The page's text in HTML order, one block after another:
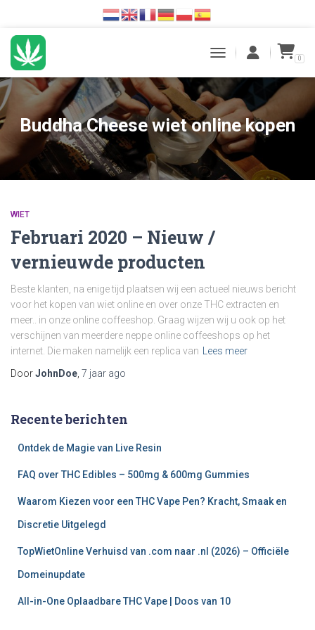
TOGGLE NAVIGATION0
Buddha Cheese wiet online kopen
WIET
Februari 2020 – Nieuw /
vernieuwde producten
Beste klanten, na enige tijd plaatsen wij een actueel nieuws bericht
voor het kopen van wiet online en over onze THC extracten en
meer.. in onze online coffeeshop. Graag wijzen wij u ook op het
verschijnen van meerdere neppe online coffeeshops op het
internet. Die maken namelijk een replica van
Lees meer
DoorJohnDoe 7 jaar ago
Recente berichten
Ontdek de Magie van Live Resin
FAQ over THC Edibles – 500mg & 600mg Gummies
Waarom Kiezen voor een THC Vape Pen? Kracht, Smaak en
Discretie Uitgelegd
TopWietOnline Verhuisd van .com naar .nl (2026) – Officiële
Domeinupdate
All-in-One Oplaadbare THC Vape | Doos van 10